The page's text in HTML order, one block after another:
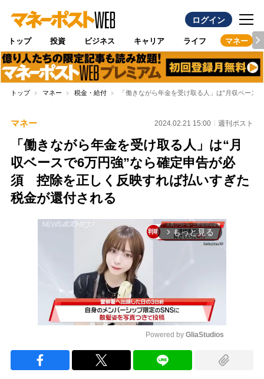
ログイン
トップ 投資 ビジネス キャリア ライフ マネー
トップ マネー 税金・給付 「働きながら年金を受け取る人」は“月収ベー
マネー 2024.02.21 15:00 週刊ポスト
「働きながら年金を受け取る人」は“月
収ベースで6万円強”なら確定申告が必
須 控除を正しく反映すれば払いすぎた
税金が還付される
arrow_forward_ios もっと見る
Powered by GliaStudios